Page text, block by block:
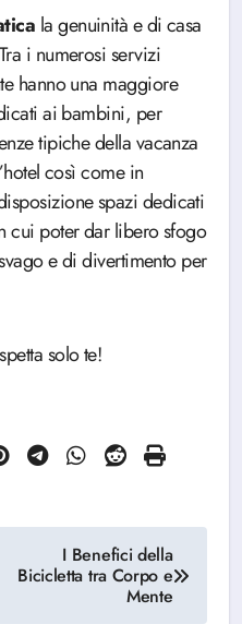
la genuinità e di casa
i numerosi servizi
hanno una maggiore
ai bambini, per
tipiche della vacanza
così come in
spazi dedicati
cui poter dar libero sfogo
e di divertimento per
solo te!
I Benefici della
Bicicletta tra Corpo e
Mente